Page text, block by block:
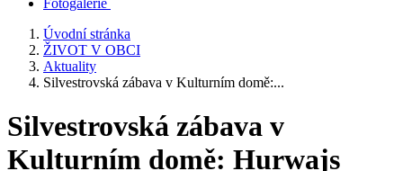
Fotogalerie
Úvodní stránka
ŽIVOT V OBCI
Aktuality
Silvestrovská zábava v Kulturním domě:...
Silvestrovská zábava v
Kulturním domě: Hurwajs